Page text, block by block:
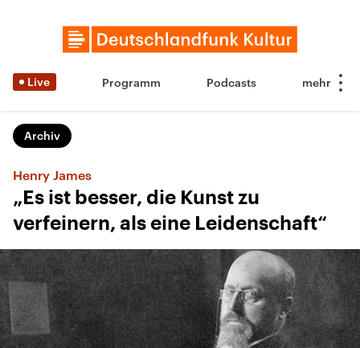
Live Programm Podcasts
Archiv
Henry James
„Es ist besser, die Kunst zu
verfeinern, als eine Leidenschaft“